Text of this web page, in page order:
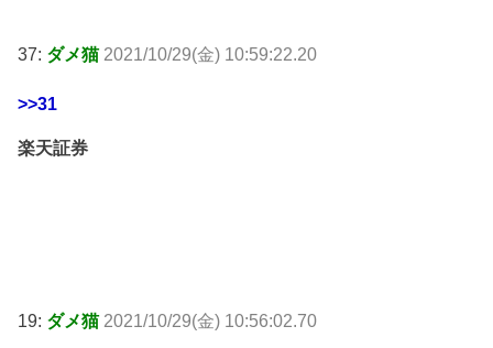
37: ダメ猫 2021/10/29(金) 10:59:22.20
>>31
楽天証券
19: ダメ猫 2021/10/29(金) 10:56:02.70